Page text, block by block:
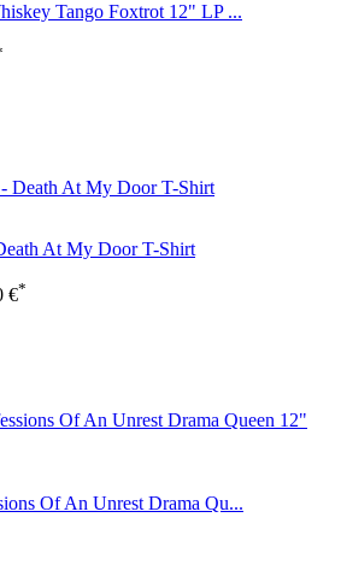
Tango Foxtrot 12" LP ...
At My Door T-Shirt
€*
Of An Unrest Drama Qu...